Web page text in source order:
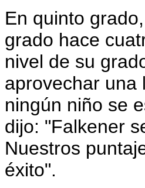
En quinto
grado hace
nivel de su
aprovechar una
ningún niño se
dijo: "Falkener
Nuestros
éxito".